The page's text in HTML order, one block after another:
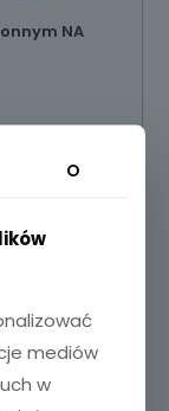
NA
O
mediów
w